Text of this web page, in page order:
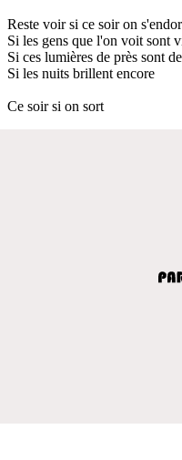
Reste voir si ce soir on
Si les gens que l'on voit sont
Si ces lumières de près sont
Si les nuits brillent encore
Ce soir si on sort